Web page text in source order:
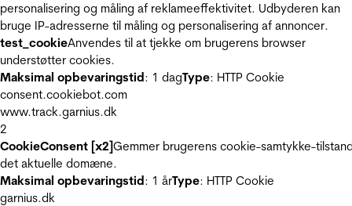
personalisering og måling af reklameeffektivitet. Udbyderen kan
bruge IP-adresserne til måling og personalisering af annoncer.
test_cookieAnvendes til at tjekke om brugerens browser
understøtter cookies.
Maksimal opbevaringstid: 1 dagType: HTTP Cookie
consent.cookiebot.com
www.track.garnius.dk
2
CookieConsent [x2]Gemmer brugerens cookie-samtykke-
det aktuelle domæne.
Maksimal opbevaringstid: 1 årType: HTTP Cookie
garnius.dk